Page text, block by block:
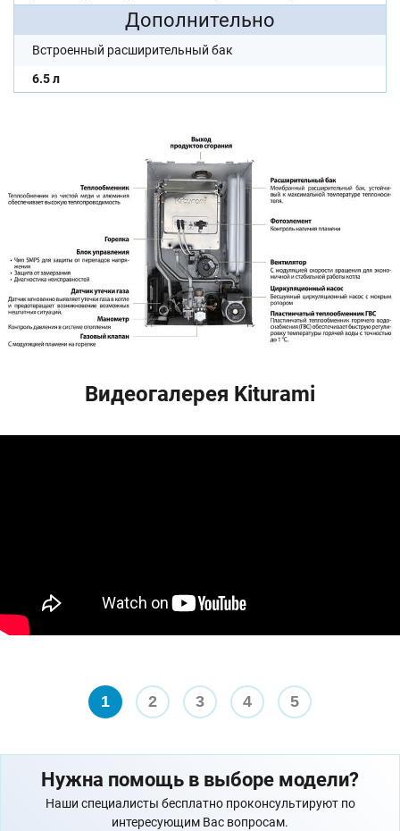
Дополнительно
Встроенный расширительный бак
6.5 л
Видеогалерея Kiturami
1 2 3 4 5
Нужна помощь в выборе модели?
Наши специалисты бесплатно проконсультируют по
интересующим Вас вопросам.